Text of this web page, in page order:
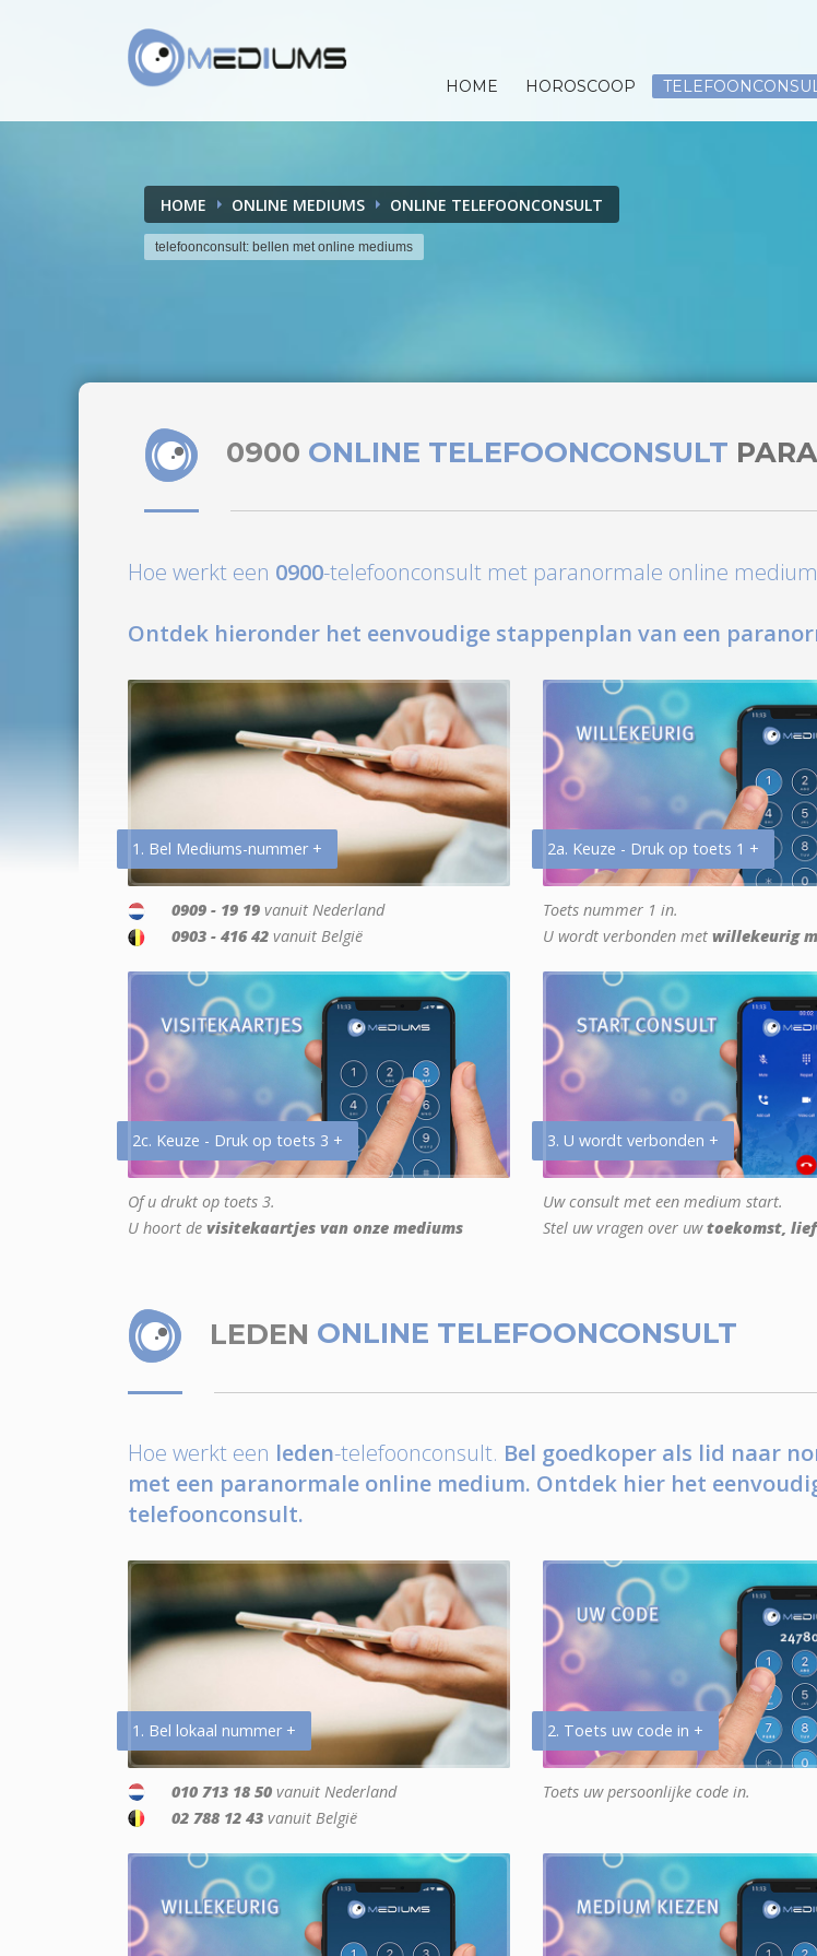
HOME HOROSCOOP
HOME ONLINE MEDIUMS ONLINE TELEFOONCONSULT
telefoonconsult: bellen met online mediums
0900 ONLINE TELEFOONCONSULT
Hoe werkt een 0900-telefoonconsult met paranormale online
Ontdek hieronder het eenvoudige stappenplan van een
1. Bel Mediums-nummer +
0909 - 19 19 vanuit Nederland
0903 - 416 42 vanuit België
2a. Keuze - Druk op toets 1 +
Toets nummer 1 in.
U wordt verbonden met willekeurig
2c. Keuze - Druk op toets 3 +
Of u drukt op toets 3.
U hoort de visitekaartjes van onze mediums
3. U wordt verbonden +
Uw consult met een medium start.
Stel uw vragen over uwtoekomst,
LEDEN ONLINE TELEFOONCONSULT
Hoe werkt een leden-telefoonconsult. Bel goedkoper als lid naar
met een paranormale online medium. Ontdek hier het
telefoonconsult.
1. Bel lokaal nummer +
010 713 18 50 vanuit Nederland
02 788 12 43 vanuit België
2. Toets uw code in +
Toets uw persoonlijke code in.